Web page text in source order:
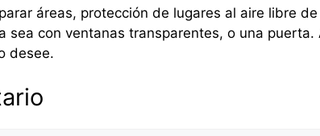
áreas, protección de lugares al aire libre
sea con ventanas transparentes, o una
desee.